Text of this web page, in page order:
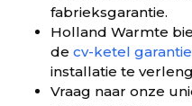
fabrieksgarantie.
Holland Warmte
de cv-ketel garantie
installatie te
Vraag naar onze